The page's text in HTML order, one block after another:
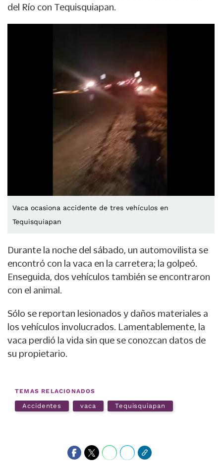
del Río con Tequisquiapan.
Vaca ocasiona accidente de tres vehículos en
Tequisquiapan
Durante la noche del sábado, un automovilista se
encontró con la vaca en la carretera; la golpeó.
Enseguida, dos vehículos también se encontraron
con el animal.
Sólo se reportan lesionados y daños materiales a
los vehículos involucrados. Lamentablemente, la
vaca perdió la vida sin que se conozcan datos de
su propietario.
TEMAS RELACIONADOS
Accidentes vaca Tequisquiapan